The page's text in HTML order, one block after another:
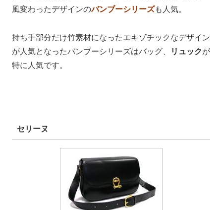
風変わったデザインのバンブーシリーズも人気。
持ち手部分だけ竹素材になったエキゾチックなデザイン
が人気となったバンブーシリーズはバッグ、
リュックが
特に人気です。
セリーヌ